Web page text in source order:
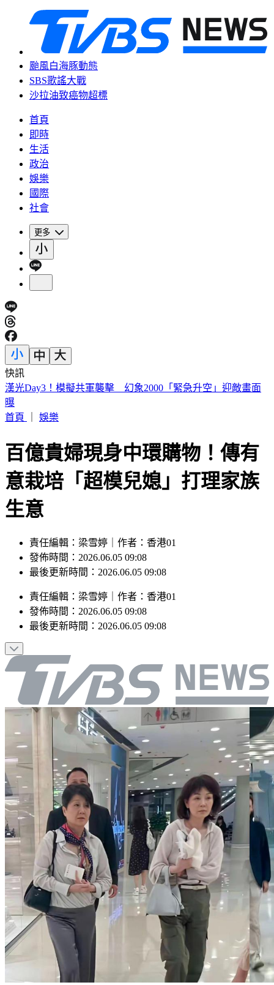
颱風白海豚動態
SBS歌謠大戰
沙拉油致癌物超標
首頁
即時
生活
政治
娛樂
國際
社會
更多
快訊
快訊／議員范織欽涉貪遭聲押 法院裁定120萬交保限制住居
首頁
百億貴婦現身中環購物！傳有
意栽培「超模兒媳」打理家族
生意
發佈時間：2026.06.05 09:08
最後更新時間：2026.06.05 09:08
發佈時間： 2026.06.05 09:08
最後更新時間：2026.06.05 09:08